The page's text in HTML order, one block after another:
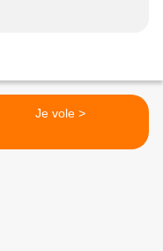
Je vole >